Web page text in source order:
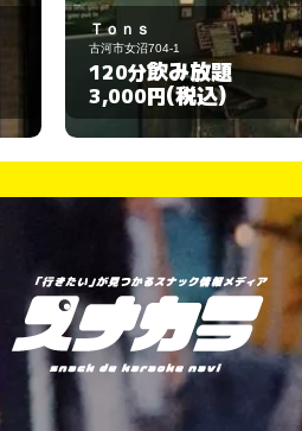
AZICAFE
つくば市天久保1-6-12
60分飲み放題
3,000円(税込)